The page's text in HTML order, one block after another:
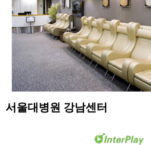
서울대병원 강남센터